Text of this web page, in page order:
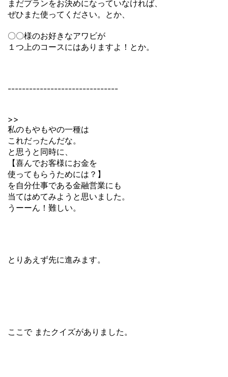
まだプランをお決めになっていなければ、
ぜひまた使ってください。とか、
〇〇様のお好きなアワビが
１つ上のコースにはありますよ！とか。
-------------------------------
>>
私のもやもやの一種は
これだったんだな。
と思うと同時に、
【喜んでお客様にお金を
使ってもらうためには？】
を自分仕事である金融営業にも
当てはめてみようと思いました。
うーーん！難しい。
とりあえず先に進みます。
ここで またクイズがありました。